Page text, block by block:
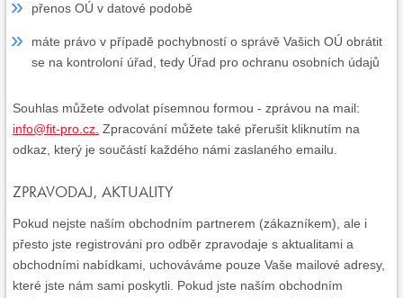
přenos OÚ v datové podobě
máte právo v případě pochybností o správě Vašich OÚ obrátit
se na kontroloní úřad, tedy Úřad pro ochranu osobních údajů
Souhlas můžete odvolat písemnou formou - zprávou na mail:
info@fit-pro.cz. Zpracování můžete také přerušit kliknutím na
odkaz, který je součástí každého námi zaslaného emailu.
ZPRAVODAJ, AKTUALITY
Pokud nejste naším obchodním partnerem (zákazníkem), ale i
přesto jste registrováni pro odběr zpravodaje s aktualitami a
obchodními nabídkami, uchováváme pouze Vaše mailové adresy,
které jste nám sami poskytli. Pokud jste naším obchodním